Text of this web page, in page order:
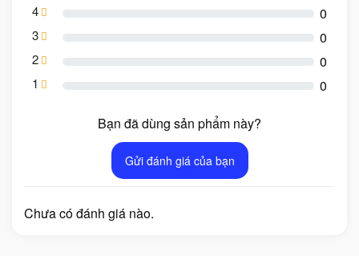
4 0
3 0
2 0
1 0
Bạn đã dùng sản phẩm này?
Gửi đánh giá của bạn
Chưa có đánh giá nào.